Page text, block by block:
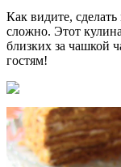
Как видите,
сложно. Этот
близких за чашкой
гостям!